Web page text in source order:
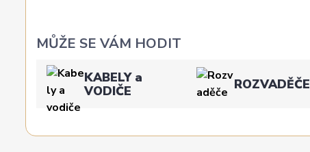
MŮŽE SE VÁM HODIT
KABELY a
VODIČE
ROZVADĚČE